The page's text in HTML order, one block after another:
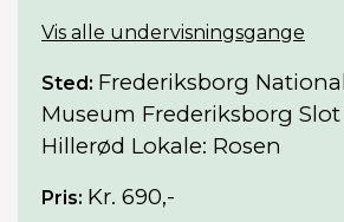
Vis alle undervisningsgange
Sted: Frederiksborg
Museum Frederiksborg Slot
Hillerød Lokale: Rosen
Pris: Kr. 690,-